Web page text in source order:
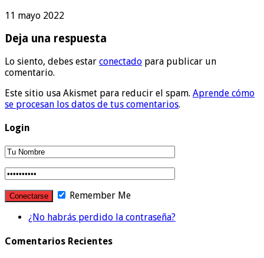
11 mayo 2022
Deja una respuesta
Lo siento, debes estar conectado para publicar un
comentario.
Este sitio usa Akismet para reducir el spam. Aprende cómo
se procesan los datos de tus comentarios.
Login
Remember Me
¿No habrás perdido la contraseña?
Comentarios Recientes